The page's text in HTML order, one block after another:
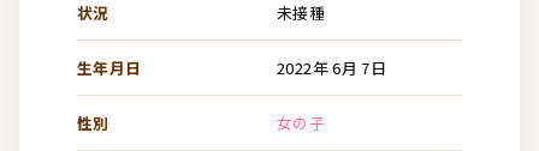
状況 未接種
生年月日 2022年 6月 7日
性別 女の子